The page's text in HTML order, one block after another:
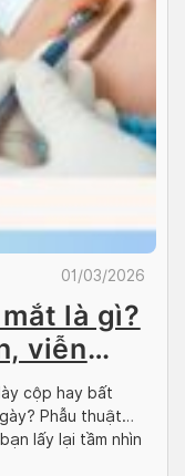
01/03/2026
là gì?
viễn
cộp hay bất
Phẫu thuật
lấy lại tầm nhìn
khúc xạ mắt là